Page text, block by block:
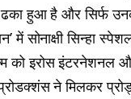
हुआ है और सिर्फ
में सोनाक्षी सिन्हा
को इरोस इंटरनेशनल
ने मिलकर